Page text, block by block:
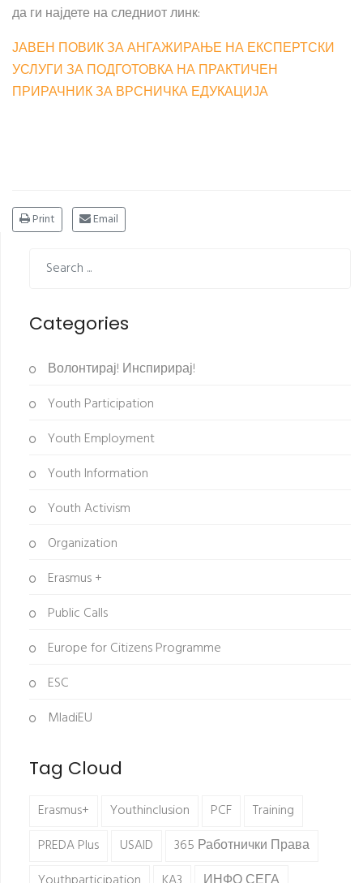
да ги најдете на следниот линк:
ЈАВЕН ПОВИК ЗА АНГАЖИРАЊЕ НА ЕКСПЕРТСКИ
УСЛУГИ ЗА ПОДГОТОВКА НА ПРАКТИЧЕН
ПРИРАЧНИК ЗА ВРСНИЧКА ЕДУКАЦИЈА
Print Email
Categories
Волонтирај! Инспирирај!
Youth Participation
Youth Employment
Youth Information
Youth Activism
Organization
Erasmus +
Public Calls
Europe for Citizens Programme
ESC
MladiEU
Tag Cloud
Erasmus+ Youthinclusion PCF
Training
PREDA Plus
USAID
365 Работнички Права